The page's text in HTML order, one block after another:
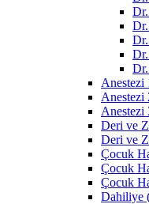
Anestezi
Anestezi
Anestezi
Deri ve
Deri ve
Çocuk
Çocuk
Çocuk
Dahiliye